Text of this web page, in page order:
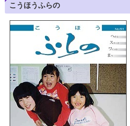
こうほうふらの